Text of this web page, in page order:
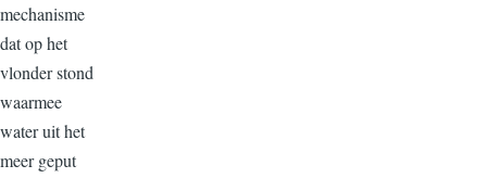
mechanisme
dat op het
vlonder stond
waarmee
water uit het
meer geput